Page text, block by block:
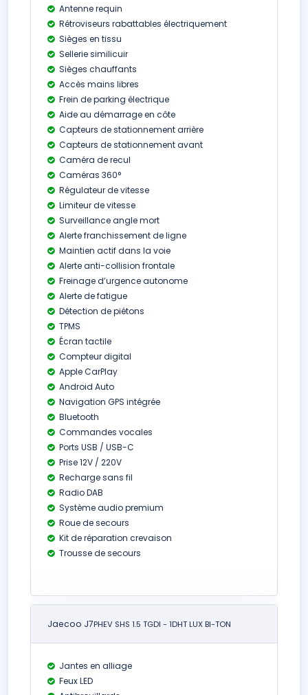
Antenne requin
Rétroviseurs rabattables électriquement
Sièges en tissu
Sellerie similicuir
Sièges chauffants
Accès mains libres
Frein de parking électrique
Aide au démarrage en côte
Capteurs de stationnement arrière
Capteurs de stationnement avant
Caméra de recul
Caméras 360°
Régulateur de vitesse
Limiteur de vitesse
Surveillance angle mort
Alerte franchissement de ligne
Maintien actif dans la voie
Alerte anti-collision frontale
Freinage d’urgence autonome
Alerte de fatigue
Détection de piétons
TPMS
Écran tactile
Compteur digital
Apple CarPlay
Android Auto
Navigation GPS intégrée
Bluetooth
Commandes vocales
Ports USB / USB-C
Prise 12V / 220V
Recharge sans fil
Radio DAB
Système audio premium
Roue de secours
Kit de réparation crevaison
Trousse de secours
Jaecoo J7PHEV SHS 1.5 TGDI - 1DHT LUX BI-TON
Jantes en alliage
Feux LED